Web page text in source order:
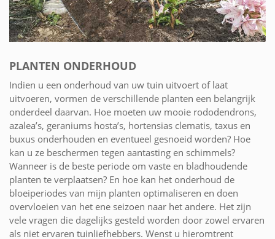
PLANTEN ONDERHOUD
Indien u een onderhoud van uw tuin uitvoert of laat
uitvoeren, vormen de verschillende planten een belangrijk
onderdeel daarvan. Hoe moeten uw mooie rododendrons,
azalea’s, geraniums hosta’s, hortensias clematis, taxus en
buxus onderhouden en eventueel gesnoeid worden? Hoe
kan u ze beschermen tegen aantasting en schimmels?
Wanneer is de beste periode om vaste en bladhoudende
planten te verplaatsen? En hoe kan het onderhoud de
bloeiperiodes van mijn planten optimaliseren en doen
overvloeien van het ene seizoen naar het andere. Het zijn
vele vragen die dagelijks gesteld worden door zowel ervaren
als niet ervaren tuinliefhebbers. Wenst u hieromtrent